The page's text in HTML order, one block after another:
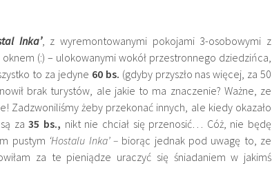
Inka’, z wyremontowanymi pokojami 3-osobowymi z
(:) – ulokowanymi wokół przestronnego dziedzińca,
to za jedyne 60 bs. (gdyby przyszło nas więcej, za 50
brak turystów, ale jakie to ma znaczenie? Ważne, ze
Zadzwoniliśmy żeby przekonać innych, ale kiedy okazało
są za35 bs., nikt nie chciał się przenosić… Cóż, nie będę
pustym ‘Hostalu Inka’ – biorąc jednak pod uwagę to, ze
za te pieniądze uraczyć się śniadaniem w jakimś